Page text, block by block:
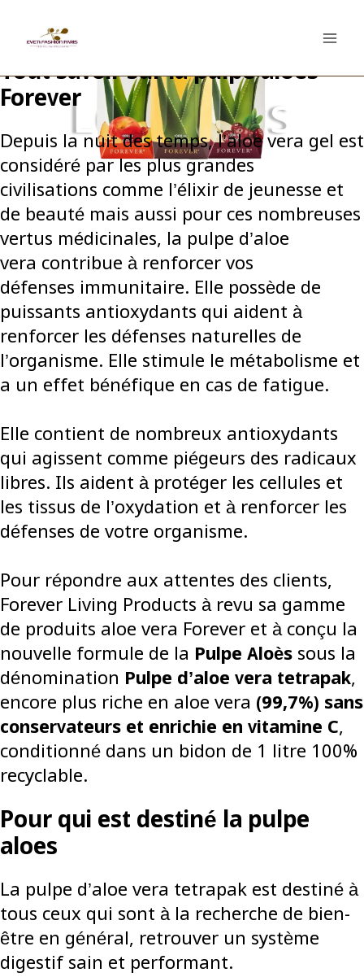
Les packs
Tout savoir sur la pulpe aloes
Forever
Depuis la nuit des temps, l’aloe vera gel est
considéré par les plus grandes
civilisations comme l’élixir de jeunesse et
de beauté mais aussi pour ces nombreuses
vertus médicinales, la pulpe d’aloe
vera contribue à renforcer vos
défenses immunitaire. Elle possède de
puissants antioxydants qui aident à
renforcer les défenses naturelles de
l’organisme. Elle stimule le métabolisme et
a un effet bénéfique en cas de fatigue.
Elle contient de nombreux antioxydants
qui agissent comme piégeurs des radicaux
libres. Ils aident à protéger les cellules et
les tissus de l’oxydation et à renforcer les
défenses de votre organisme.
Pour répondre aux attentes des clients,
Forever Living Products à revu sa gamme
de produits aloe vera Forever et à conçu la
nouvelle formule de la Pulpe Aloès sous la
dénomination Pulpe d’aloe vera tetrapak,
encore plus riche en aloe vera (99,7%) sans
conservateurs et enrichie en vitamine C,
conditionné dans un bidon de 1 litre 100%
recyclable.
Pour qui est destiné la pulpe
aloes
La pulpe d’aloe vera tetrapak est destiné à
tous ceux qui sont à la recherche de bien-
être en général, retrouver un système
digestif sain et performant.